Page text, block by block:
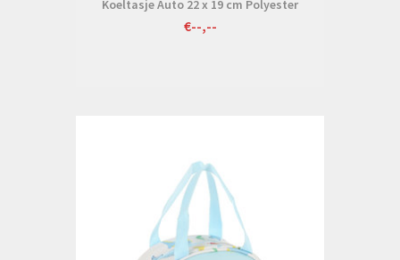
Koeltasje Auto 22 x 19 cm Polyester
€--,--